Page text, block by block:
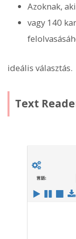
Azoknak,
vagy 140
ideális választás.
Text